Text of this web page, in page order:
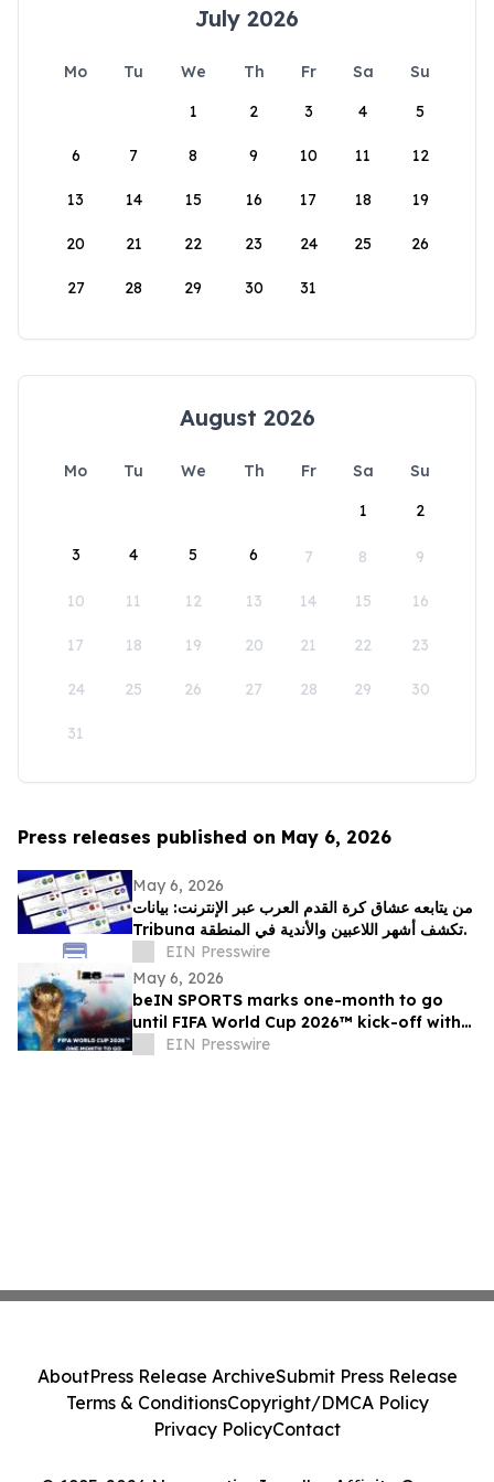
July 2026
Mo Tu We Th Fr Sa
Su
1
2 3 4 5
6 7 8 9 10 11 12
13 14 15 16 17 18 19
20 21 22 23 24 25 26
27 28 29 30 31
August 2026
Mo Tu We Th Fr Sa
Su
1
2
3 4 5 6 7 8 9
10 11 12 13 14 15 16
17 18 19 20 21 22 23
24 25 26 27 28 29 30
31
Press releases published on May 6, 2026
May 6, 2026
من يتابعه عشاق كرة القدم العرب عبر الإنترنت: بيانات
Tribuna تكشف أشهر اللاعبين والأندية في المنطقة.
EIN Presswire
May 6, 2026
beIN SPORTS marks one-month to go
until FIFA World Cup 2026™ kick-off with
extensive special coverage on 11 May
EIN Presswire
AboutPress Release ArchiveSubmit Press Release
Terms & ConditionsCopyright/DMCA Policy
Privacy PolicyContact